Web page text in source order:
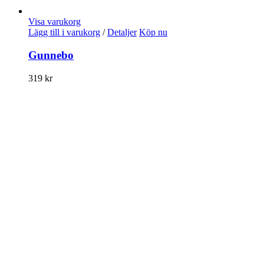
Visa varukorg
Lägg till i varukorg / Detaljer Köp nu
Gunnebo
319 kr